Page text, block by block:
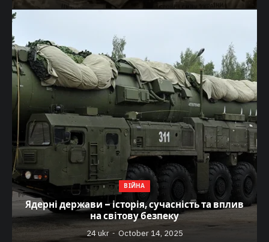
ВІЙНА
Ядерні держави – історія, сучасність та вплив
на світову безпеку
24 ukr October 14, 2025